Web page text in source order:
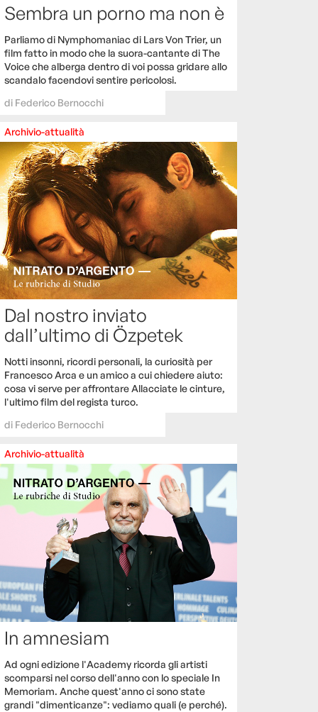
Sembra un porno ma non è
Parliamo di Nymphomaniac di Lars Von Trier, un
film fatto in modo che la suora-cantante di The
Voice che alberga dentro di voi possa gridare allo
scandalo facendovi sentire pericolosi.
di Federico Bernocchi
Archivio-attualità
Dal nostro inviato
dall’ultimo di Özpetek
Notti insonni, ricordi personali, la curiosità per
Francesco Arca e un amico a cui chiedere aiuto:
cosa vi serve per affrontare Allacciate le cinture,
l'ultimo film del regista turco.
di Federico Bernocchi
Archivio-attualità
In amnesiam
Ad ogni edizione l'Academy ricorda gli artisti
scomparsi nel corso dell'anno con lo speciale In
Memoriam. Anche quest'anno ci sono state
grandi "dimenticanze": vediamo quali (e perché).